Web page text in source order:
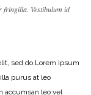
fringilla. Vestibulum id
sed do.Lorem ipsum
purus at leo
accumsan leo vel